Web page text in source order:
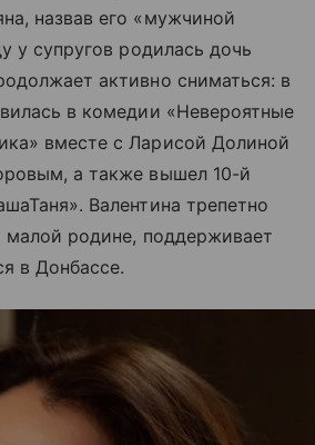
назвав его «мужчиной
у супругов родилась дочь
активно сниматься: в
в комедии «Невероятные
вместе с Ларисой Долиной
а также вышел 10-й
Валентина трепетно
малой родине, поддерживает
в Донбассе.